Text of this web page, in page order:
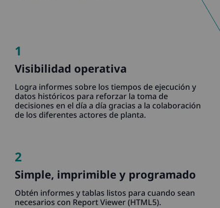
1
Visibilidad operativa
Logra informes sobre los tiempos de ejecución y
datos históricos para reforzar la toma de
decisiones en el día a día gracias a la colaboración
de los diferentes actores de planta.
2
Simple, imprimible y programado
Obtén informes y tablas listos para cuando sean
necesarios con Report Viewer (HTML5).